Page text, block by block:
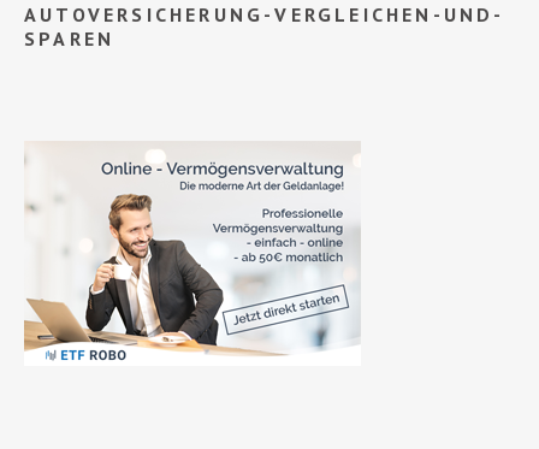
AUTOVERSICHERUNG-VERGLEICHEN-UND-
SPAREN